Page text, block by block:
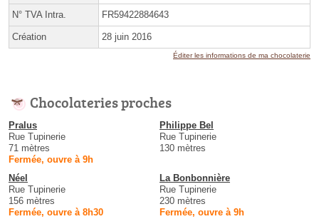
N° TVA Intra. FR59422884643
Création 28 juin 2016
Éditer les informations de ma chocolaterie
Chocolateries proches
Pralus
Rue Tupinerie
71 mètres
Fermée, ouvre à 9h
Philippe Bel
Rue Tupinerie
130 mètres
Néel
Rue Tupinerie
156 mètres
Fermée, ouvre à 8h30
La Bonbonnière
Rue Tupinerie
230 mètres
Fermée, ouvre à 9h